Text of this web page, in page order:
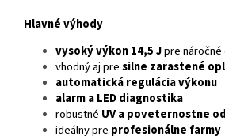
Hlavné výhody
vysoký výkon 14,5 Jpre náročné
vhodný aj presilne zarastené
automatická regulácia výkonu
alarm a LED diagnostika
robustné UV a poveternostne
ideálny pre profesionálne farmy